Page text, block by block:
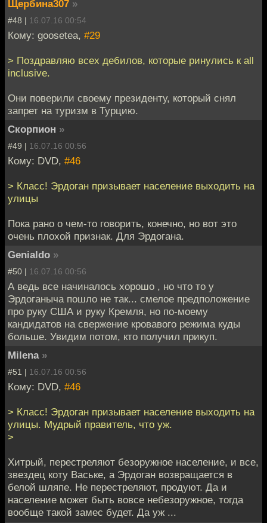
Щербина307 »
#48 | 16.07.16 00:54
Кому: goosetea, #29
> Поздравляю всех дебилов, которые ринулись к all
inclusive.
Они поверили своему президенту, который снял
запрет на туризм в Турцию.
Скорпион »
#49 | 16.07.16 00:56
Кому: DVD, #46
> Класс! Эрдоган призывает население выходить на
улицы
Пока рано о чем-то говорить, конечно, но вот это
очень плохой признак. Для Эрдогана.
Genialdo »
#50 | 16.07.16 00:56
А ведь все начиналось хорошо , но что то у
Эрдоганыча пошло не так... смелое предположение
про руку США и руку Кремля, но по-моему
кандидатов на свержение кровавого режима куды
больше. Увидим потом, кто получил прикуп.
Milena »
#51 | 16.07.16 00:56
Кому: DVD, #46
> Класс! Эрдоган призывает население выходить на
улицы. Мудрый правитель, что уж.
>
Хитрый, перестреляют безоружное население, и все,
звездец коту Ваське, а Эрдоган возвращается в
белой шляпе. Не перестреляют, продуют. Да и
население может быть вовсе небезоружное, тогда
вообще такой замес будет. Да уж ...